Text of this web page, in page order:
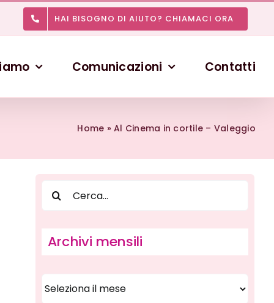
HAI BISOGNO DI AIUTO? CHIAMACI ORA
Comunicazioni Contatti
Home »Al Cinema in cortile – Valeggio
Archivi mensili
mensili